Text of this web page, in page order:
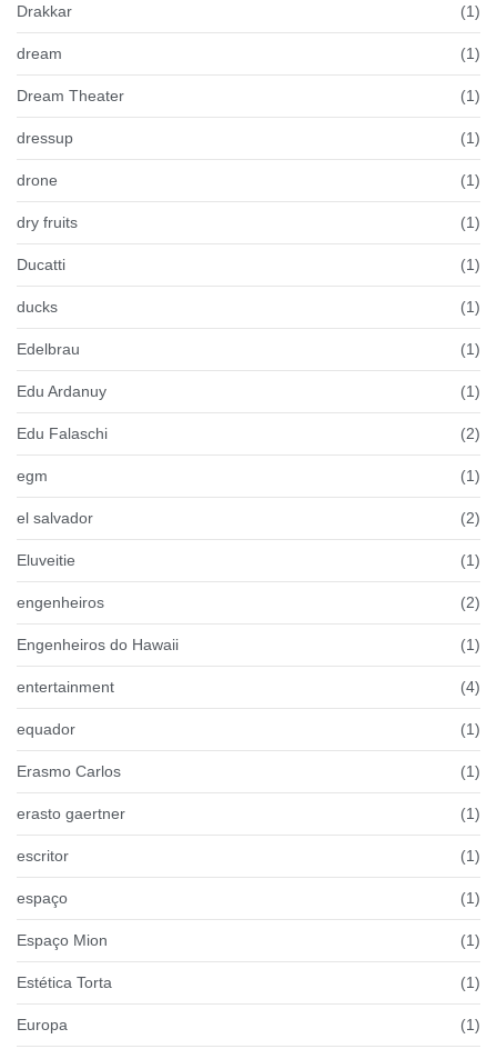
Drakkar (1)
dream (1)
Dream Theater (1)
dressup (1)
drone (1)
dry fruits (1)
Ducatti (1)
ducks (1)
Edelbrau (1)
Edu Ardanuy (1)
Edu Falaschi (2)
egm (1)
el salvador (2)
Eluveitie (1)
engenheiros (2)
Engenheiros do Hawaii (1)
entertainment (4)
equador (1)
Erasmo Carlos (1)
erasto gaertner (1)
escritor (1)
espaço (1)
Espaço Mion (1)
Estética Torta (1)
Europa (1)